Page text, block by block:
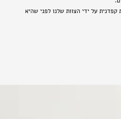
על ידי הצוות שלנו לפני שהיא